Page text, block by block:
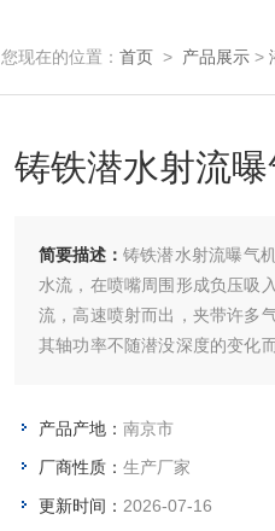
您现在的位置： 首页 > 产品展示 >
铸铁潜水射流
简要描述： 铸铁潜水射流曝气
水流，在喷嘴周围形成负压吸
流，高速喷射而出，夹带许多
其轴功率不随潜没深度的变化
产品产地： 南京市
厂商性质： 生产厂家
更新时间： 2026-07-16